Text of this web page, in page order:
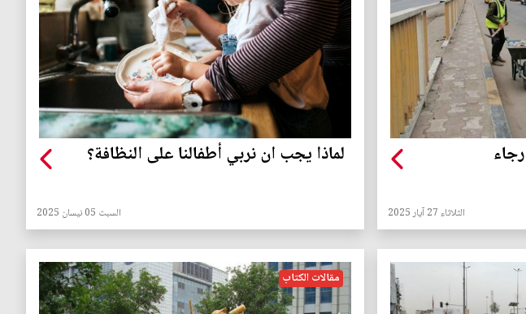
الثلاثاء 27 آيار 2025
لماذا يجب ان نربي أطفالنا على النظافة؟
السبت 05 نيسان 2025
مقالات الكتاب